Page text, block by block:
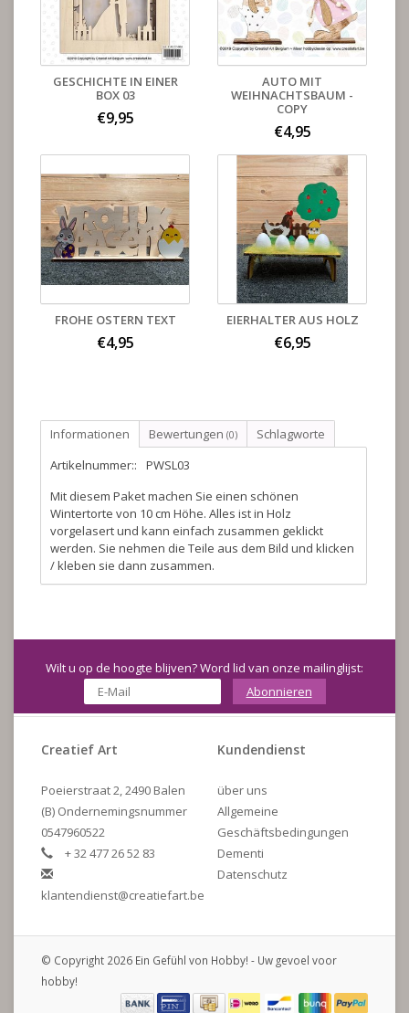
GESCHICHTE IN EINER
BOX 03
€9,95
AUTO MIT
WEIHNACHTSBAUM -
COPY
€4,95
FROHE OSTERN TEXT
€4,95
EIERHALTER AUS HOLZ
€6,95
Informationen Bewertungen (0)
Schlagworte
Artikelnummer::
PWSL03
Mit diesem Paket machen Sie einen schönen
Wintertorte von 10 cm Höhe. Alles ist in Holz
vorgelasert und kann einfach zusammen geklickt
werden. Sie nehmen die Teile aus dem Bild und klicken
/ kleben sie dann zusammen.
Wilt u op de hoogte blijven? Word lid van onze mailinglijst:
Abonnieren
Creatief Art
Poeierstraat 2, 2490 Balen
(B) Ondernemingsnummer
0547960522
+ 32 477 26 52 83
klantendienst@creatiefart.be
Kundendienst
über uns
Allgemeine
Geschäftsbedingungen
Dementi
Datenschutz
© Copyright 2026 Ein Gefühl von Hobby! - Uw gevoel voor
hobby!